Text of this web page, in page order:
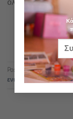
όλες τις πτώσεις,
πάτησε εδώ
Posted inΓραμματική,
ενικός,πληθυντικός,